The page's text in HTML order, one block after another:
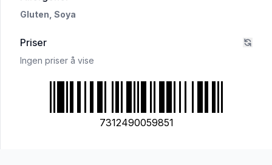
Gluten, Soya
Priser
Ingen priser å vise
7312490059851